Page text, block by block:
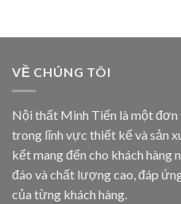
VỀ CHÚNG TÔI
Nội thất Minh Tiến là một đơn
trong lĩnh vực thiết kế và sản
kết mang đến cho khách hàng
đáo và chất lượng cao, đáp
của từng khách hàng.